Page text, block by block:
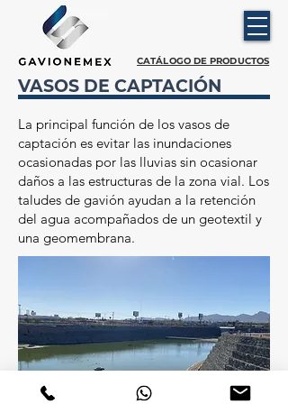
CATÁLOGO DE PRODUCTOS
VASOS DE CAPTACIÓN
La principal función de los vasos de
captación es evitar las inundaciones
ocasionadas por las lluvias sin ocasionar
daños a las estructuras de la zona vial. Los
taludes de gavión ayudan a la retención
del agua acompañados de un geotextil y
una geomembrana.